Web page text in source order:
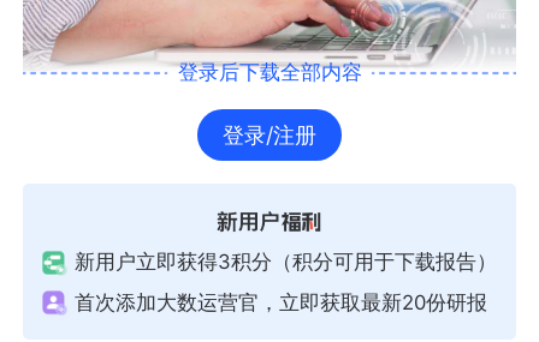
登录后下载全部内容
登录/注册
新用户立即获得3积分（积分可用于下载报告）
首次添加大数运营官，立即获取最新20份研报